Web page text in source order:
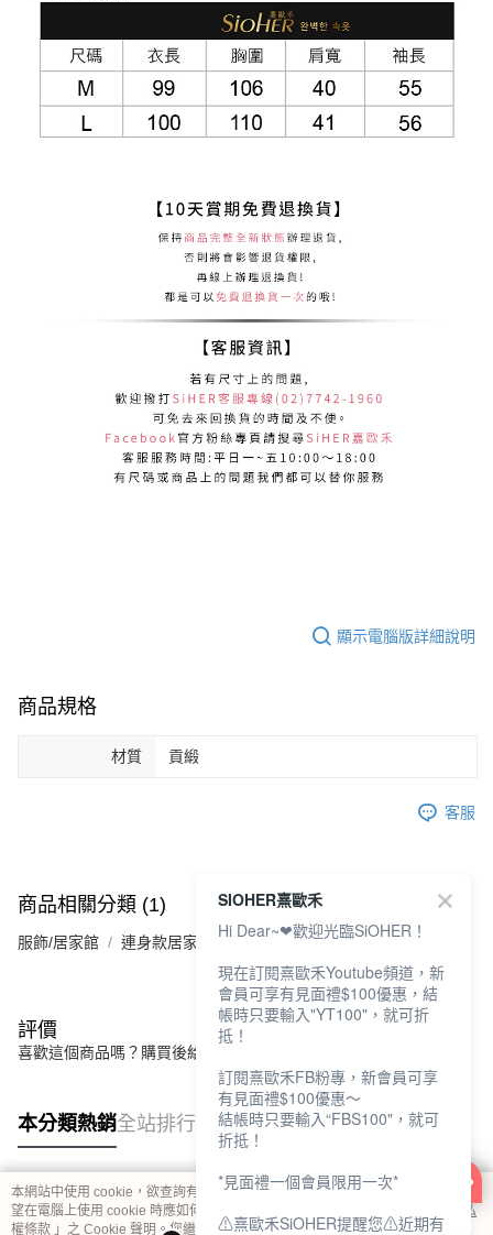
顯示電腦版詳細說明
商品規格
材質 貢緞
客服
商品相關分類 (1)
服飾/居家館 連身款居家裙
評價
喜歡這個商品嗎？購買後給他一個好評吧
本分類熱銷全站排行
熱門標籤
本網站中使用 cookie，欲查詢有關本網站使用 cookie 方式之詳情，及若您不希
望在電腦上使用 cookie 時應如何變更電腦的 cookie 設定，請參閱本網站「
隱私
權條款 」之 Cookie 聲明。您繼續使用本網站即表示您同意本公司得按本網站使
SIOHER熹歐禾
Hi Dear~❤歡迎光臨SiOHER！
現在訂閱熹歐禾Youtube頻道，新
會員可享有見面禮$100優惠，結
帳時只要輸入"YT100"，就可折
抵！
訂閱熹歐禾FB粉專，新會員可享
有見面禮$100優惠～
結帳時只要輸入“FBS100"，就可
折抵！
*見面禮一個會員限用一次*
⚠熹歐禾SiOHER提醒您⚠近期有